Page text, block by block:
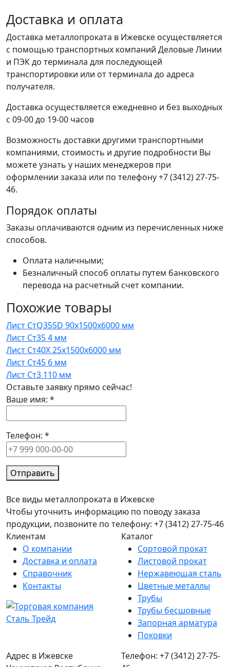
Доставка и оплата
Доставка металлопроката в Ижевске осуществляется
с помощью транспортных компаний Деловые Линии
и ПЭК до терминала для последующей
транспортировки или от терминала до адреса
получателя.
Доставка осуществляется ежедневно и без выходных
с 09-00 до 19-00 часов
Возможность доставки другими транспортными
компаниями, стоимость и другие подробности Вы
можете узнать у наших менеджеров при
оформлении заказа или по телефону +7 (3412) 27-75-
46.
Порядок оплаты
Заказы оплачиваются одним из перечисленных ниже
способов.
Оплата наличными;
Безналичный способ оплаты путем банковского
перевода на расчетный счет компании.
Похожие товары
Лист СтQ355D 90x1500x6000 мм
Лист Ст35 4 мм
Лист Ст40Х 25x1500x6000 мм
Лист Ст45 6 мм
Лист Ст3 110 мм
Оставьте заявку прямо сейчас!
Ваше имя: *
Телефон: *
Отправить
Все виды металлопроката в Ижевске
Чтобы уточнить информацию по поводу заказа
продукции, позвоните по телефону: +7 (3412) 27-75-46
Клиентам
О компании
Доставка и оплата
Справочник
Контакты
Каталог
Сортовой прокат
Листовой прокат
Нержавеющая сталь
Цветные металлы
Трубы
Трубы бесшовные
Запорная арматура
Поковки
Адрес в Ижевске
Телефон: +7 (3412) 27-75-